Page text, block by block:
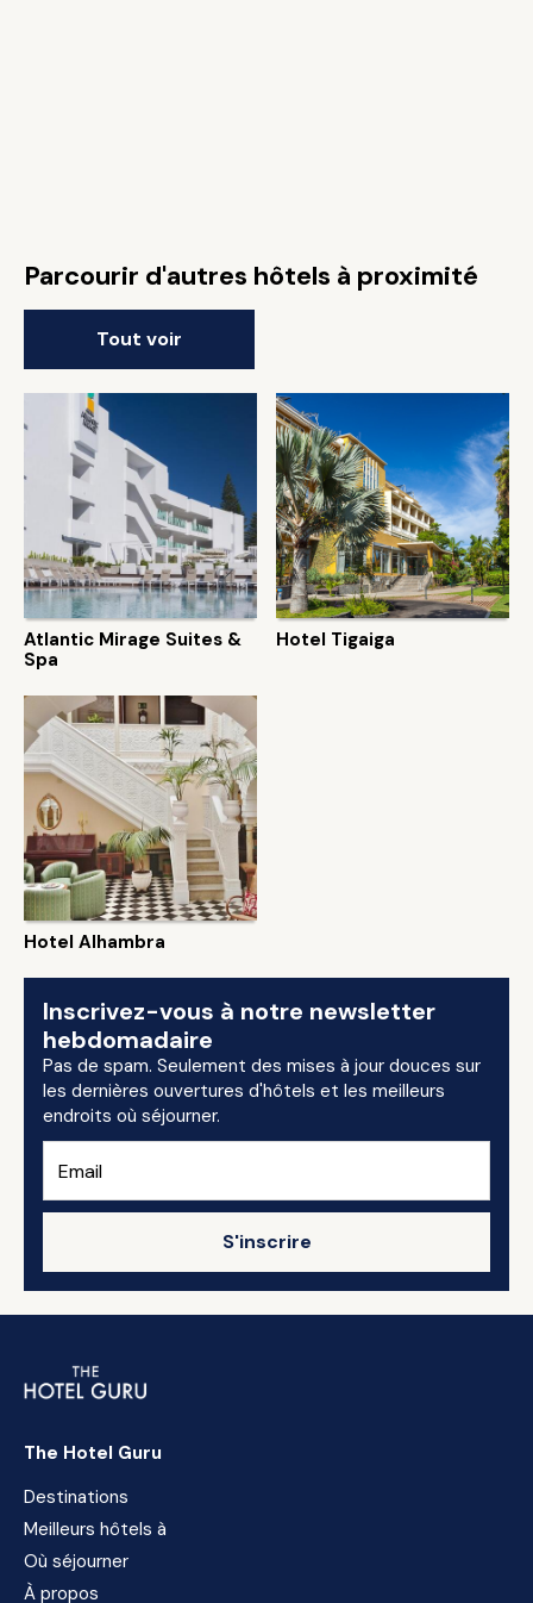
Parcourir d'autres hôtels à proximité
Tout voir
Atlantic Mirage Suites &
Spa
Hotel Tigaiga
Hotel Alhambra
Inscrivez-vous à notre newsletter
hebdomadaire
Pas de spam. Seulement des mises à jour douces sur
les dernières ouvertures d'hôtels et les meilleurs
endroits où séjourner.
S'inscrire
The Hotel Guru
Destinations
Meilleurs hôtels à
Où séjourner
À propos